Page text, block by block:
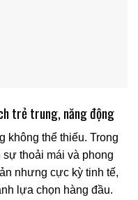
trẻ trung, năng động
không thể thiếu. Trong
sự thoải mái và phong
nhưng cực kỳ tinh tế,
lựa chọn hàng đầu.